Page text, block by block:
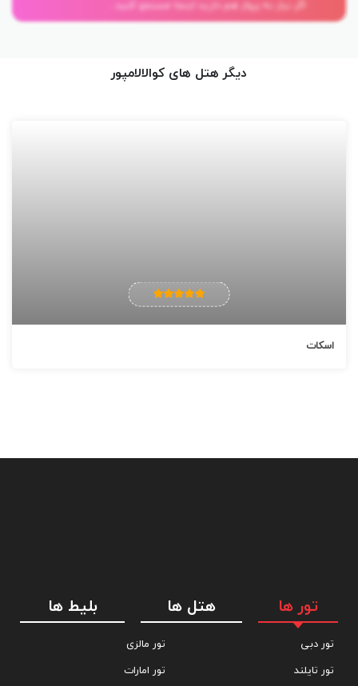
اگر نیاز به پرواز هم دارید اینجا جستجو کنید...
فضای باز، استخر (بچه ها)
دیگر هتل های کوالالامپور
اسکات
تور ها هتل ها بلیط ها
تور دبی
تور تایلند
تور مالزی
تور امارات